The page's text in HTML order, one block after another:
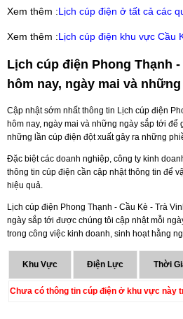
Xem thêm :Lịch cúp điện ở tất cả các
Xem thêm :Lịch cúp điện khu vực Cầu
Lịch cúp điện Phong Thạnh -
hôm nay, ngày mai và
Cập nhật sớm nhất thông tin Lịch cúp điện
hôm nay, ngày mai và những ngày sắp tới
những lần cúp điện đột xuất gây ra những
Đặc biệt các doanh nghiệp, công ty kinh
thông tin cúp điện cần cập nhật thông tin để
hiệu quả.
Lịch cúp điện Phong Thạnh - Cầu Kè - Trà
ngày sắp tới được chúng tôi cập nhật mỗi
trong công việc kinh doanh, sinh hoạt hằng
Khu Vực Điện Lực Thời
Chưa có thông tin cúp điện ở khu vực này